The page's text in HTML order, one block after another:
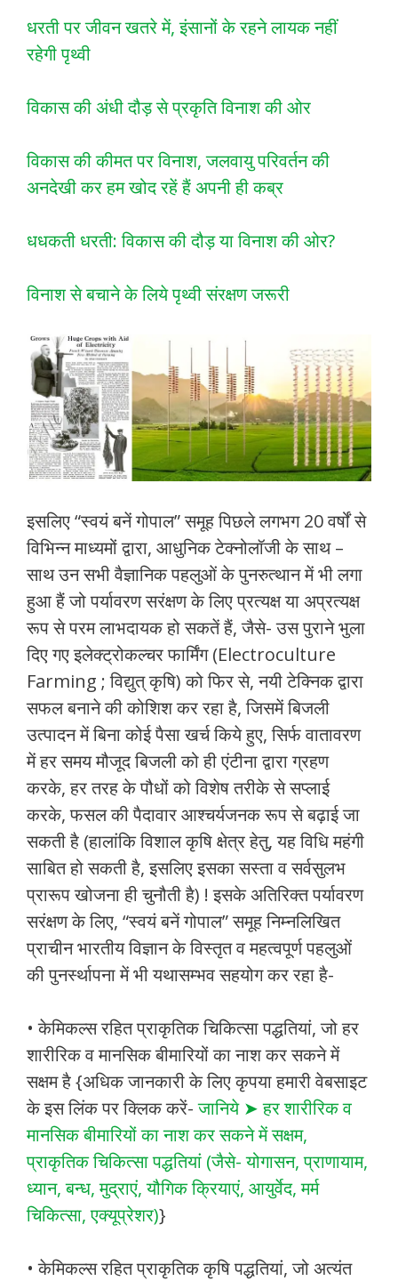
धरती पर जीवन खतरे में, इंसानों के रहने लायक नहीं
रहेगी पृथ्वी
विकास की अंधी दौड़ से प्रकृति विनाश की ओर
विकास की कीमत पर विनाश, जलवायु परिवर्तन की
अनदेखी कर हम खोद रहें हैं अपनी ही कब्र
धधकती धरती: विकास की दौड़ या विनाश की ओर?
विनाश से बचाने के लिये पृथ्वी संरक्षण जरूरी
इसलिए “स्वयं बनें गोपाल” समूह पिछले लगभग 20 वर्षों से
विभिन्न माध्यमों द्वारा, आधुनिक टेक्नोलॉजी के साथ –
साथ उन सभी वैज्ञानिक पहलुओं के पुनरुत्थान में भी लगा
हुआ हैं जो पर्यावरण सरंक्षण के लिए प्रत्यक्ष या अप्रत्यक्ष
रूप से परम लाभदायक हो सकतें हैं, जैसे- उस पुराने भुला
दिए गए इलेक्ट्रोकल्चर फार्मिंग (Electroculture
Farming ; विद्युत् कृषि) को फिर से, नयी टेक्निक द्वारा
सफल बनाने की कोशिश कर रहा है, जिसमें बिजली
उत्पादन में बिना कोई पैसा खर्च किये हुए, सिर्फ वातावरण
में हर समय मौजूद बिजली को ही एंटीना द्वारा ग्रहण
करके, हर तरह के पौधों को विशेष तरीके से सप्लाई
करके, फसल की पैदावार आश्चर्यजनक रूप से बढ़ाई जा
सकती है (हालांकि विशाल कृषि क्षेत्र हेतु, यह विधि महंगी
साबित हो सकती है, इसलिए इसका सस्ता व सर्वसुलभ
प्रारूप खोजना ही चुनौती है) ! इसके अतिरिक्त पर्यावरण
सरंक्षण के लिए, “स्वयं बनें गोपाल” समूह निम्नलिखित
प्राचीन भारतीय विज्ञान के विस्तृत व महत्वपूर्ण पहलुओं
की पुनर्स्थापना में भी यथासम्भव सहयोग कर रहा है-
• केमिकल्स रहित प्राकृतिक चिकित्सा पद्धतियां, जो हर
शारीरिक व मानसिक बीमारियों का नाश कर सकने में
सक्षम है {अधिक जानकारी के लिए कृपया हमारी वेबसाइट
के इस लिंक पर क्लिक करें-जानिये ➤ हर शारीरिक व
मानसिक बीमारियों का नाश कर सकने में सक्षम,
प्राकृतिक चिकित्सा पद्धतियां (जैसे- योगासन, प्राणायाम,
ध्यान, बन्ध, मुद्राएं, यौगिक क्रियाएं, आयुर्वेद, मर्म
चिकित्सा, एक्यूप्रेशर)}
• केमिकल्स रहित प्राकृतिक कृषि पद्धतियां, जो अत्यंत